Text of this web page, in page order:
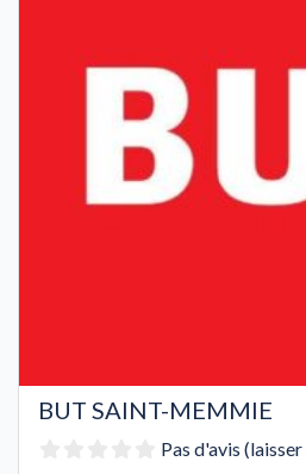
BUT SAINT-MEMMIE
Pas d'avis